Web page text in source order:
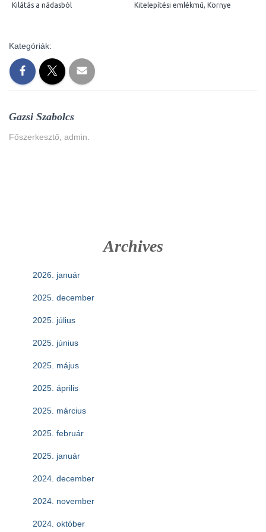
Kilátás a nádasból Kitelepítési emlékmű, Környe
Kategóriák:
Gazsi Szabolcs
Főszerkesztő, admin.
Archives
2026. január
2025. december
2025. július
2025. június
2025. május
2025. április
2025. március
2025. február
2025. január
2024. december
2024. november
2024. október